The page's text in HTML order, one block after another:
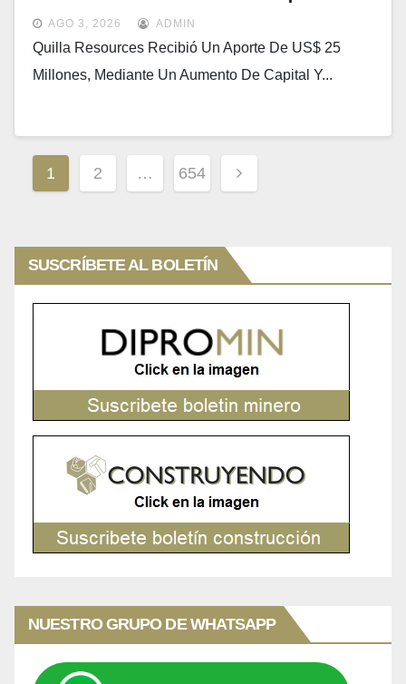
La Mina Chapi
AGO 3, 2026 ADMIN
Quilla Resources Recibió Un Aporte De US$ 25
Millones, Mediante Un Aumento De Capital Y...
Paginación
De
1 2 … 654
SUSCRÍBETE AL BOLETÍN
NUESTRO GRUPO DE WHATSAPP